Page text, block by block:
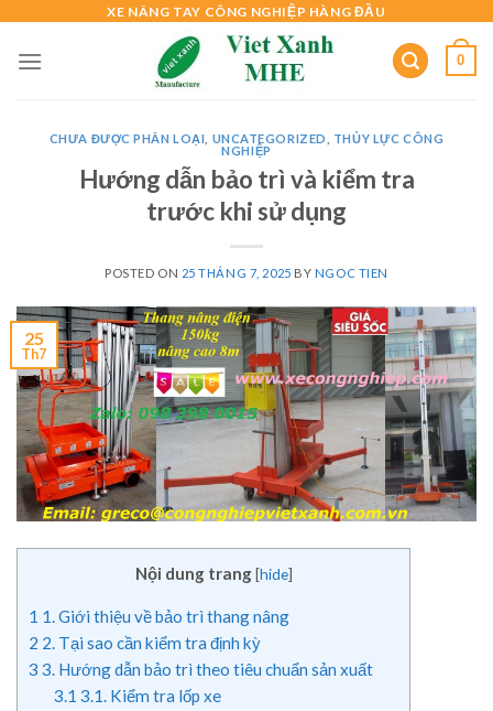
content
XE NÂNG TAY CÔNG NGHIỆP HÀNG ĐẦU
0
CHƯA ĐƯỢC PHÂN LOẠI UNCATEGORIZED
THỦY LỰC CÔNG
NGHIỆP
Hướng dẫn bảo trì và kiểm tra
trước khi sử dụng
POSTED ON 25 THÁNG 7, 2025 BY NGOC TIEN
25
Th7
Nội dung trang [hide]
1 1. Giới thiệu về bảo trì thang nâng
2 2. Tại sao cần kiểm tra định kỳ
3 3. Hướng dẫn bảo trì theo tiêu chuẩn sản xuất
3.1 3.1. Kiểm tra lốp xe